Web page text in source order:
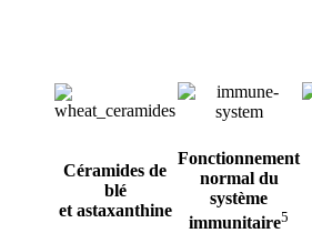
Céramides de
blé
et astaxanthine
Fonctionnement
normal du
système
immunitaire5